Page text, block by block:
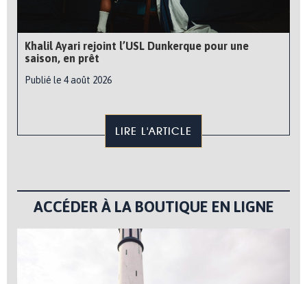
Khalil Ayari rejoint l’USL Dunkerque pour une
saison, en prêt
Publié le 4 août 2026
LIRE L'ARTICLE
ACCÉDER À LA BOUTIQUE EN LIGNE